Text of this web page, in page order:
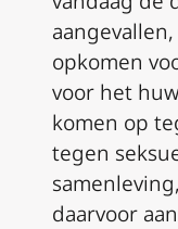
opkomen
voor het
komen op
tegen
daarvoor